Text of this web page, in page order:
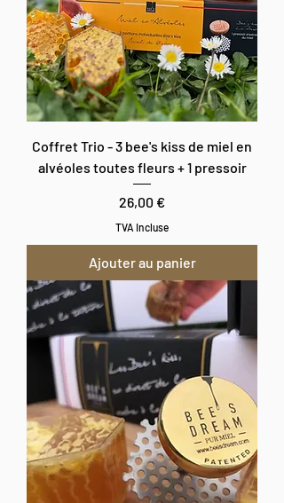
Coffret Trio - 3 bee's kiss de miel en
alvéoles toutes fleurs + 1 pressoir
Prix
26,00 €
TVA Incluse
Ajouter au panier